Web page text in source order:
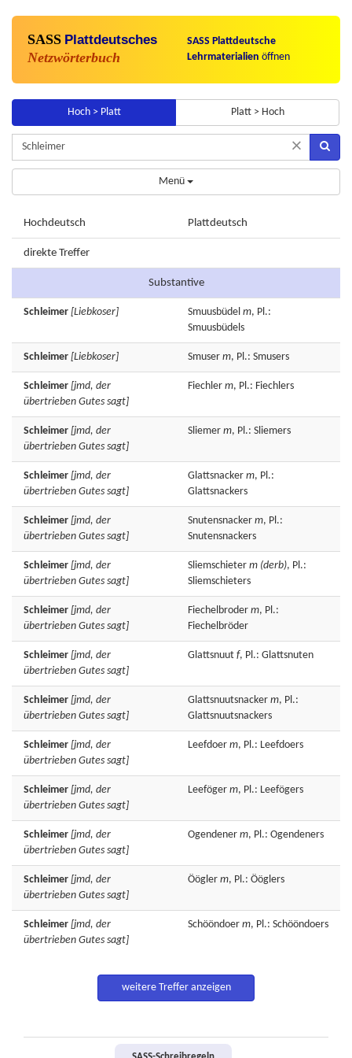
SASS Plattdeutsches
Netzwörterbuch
SASS Plattdeutsche
Lehrmaterialien öffnen
Hoch > Platt Platt > Hoch
×
Menü
Hochdeutsch Plattdeutsch
direkte Treffer
Substantive
Schleimer [Liebkoser] Smuusbüdel m, Pl.:
Smuusbüdels
Schleimer [Liebkoser] Smuser m, Pl.: Smusers
Schleimer [jmd, der
übertrieben Gutes sagt]
Fiechler m, Pl.: Fiechlers
Schleimer [jmd, der
übertrieben Gutes sagt]
Sliemer m, Pl.: Sliemers
Schleimer [jmd, der
übertrieben Gutes sagt]
Glattsnacker m, Pl.:
Glattsnackers
Schleimer [jmd, der
übertrieben Gutes sagt]
Snutensnacker m, Pl.:
Snutensnackers
Schleimer [jmd, der
übertrieben Gutes sagt]
Sliemschieter m (derb), Pl.:
Sliemschieters
Schleimer [jmd, der
übertrieben Gutes sagt]
Fiechelbroder m, Pl.:
Fiechelbröder
Schleimer [jmd, der
übertrieben Gutes sagt]
Glattsnuut f, Pl.: Glattsnuten
Schleimer [jmd, der
übertrieben Gutes sagt]
Glattsnuutsnacker m, Pl.:
Glattsnuutsnackers
Schleimer [jmd, der
übertrieben Gutes sagt]
Leefdoer m, Pl.: Leefdoers
Schleimer [jmd, der
übertrieben Gutes sagt]
Leeföger m, Pl.: Leefögers
Schleimer [jmd, der
übertrieben Gutes sagt]
Ogendener m, Pl.: Ogendeners
Schleimer [jmd, der
übertrieben Gutes sagt]
Öögler m, Pl.: Ööglers
Schleimer [jmd, der
übertrieben Gutes sagt]
Schööndoer m, Pl.: Schööndoers
weitere Treffer anzeigen